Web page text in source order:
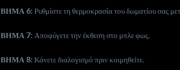
ΒΗΜΑ 6: Ρυθμίστε τη θερμοκρασία του δωματίου σας
ΒΗΜΑ 7: Αποφύγετε την έκθεση στο μπλε φως.
ΒΗΜΑ 8: Κάνετε διαλογισμό πριν κοιμηθείτε.